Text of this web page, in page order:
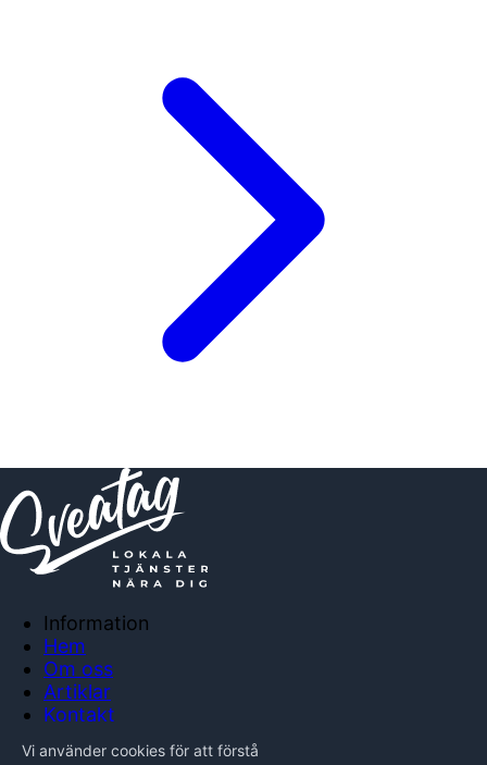
Information
Hem
Om oss
Artiklar
Kontakt
Integritetspolicy
Vi använder cookies för att förstå